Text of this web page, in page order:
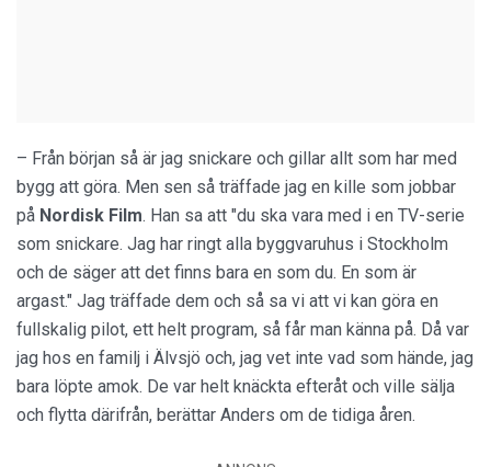
– Från början så är jag snickare och gillar allt som har med
bygg att göra. Men sen så träffade jag en kille som jobbar
på Nordisk Film. Han sa att "du ska vara med i en TV-serie
som snickare. Jag har ringt alla byggvaruhus i Stockholm
och de säger att det finns bara en som du. En som är
argast." Jag träffade dem och så sa vi att vi kan göra en
fullskalig pilot, ett helt program, så får man känna på. Då var
jag hos en familj i Älvsjö och, jag vet inte vad som hände, jag
bara löpte amok. De var helt knäckta efteråt och ville sälja
och flytta därifrån, berättar Anders om de tidiga åren.